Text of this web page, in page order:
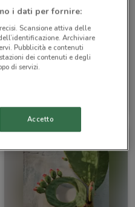
Scade il 31/10
i dati per fornire:
Scansione attiva delle
Archiviare
Pubblicità e contenuti
dei contenuti e degli
di servizi.
Accetto